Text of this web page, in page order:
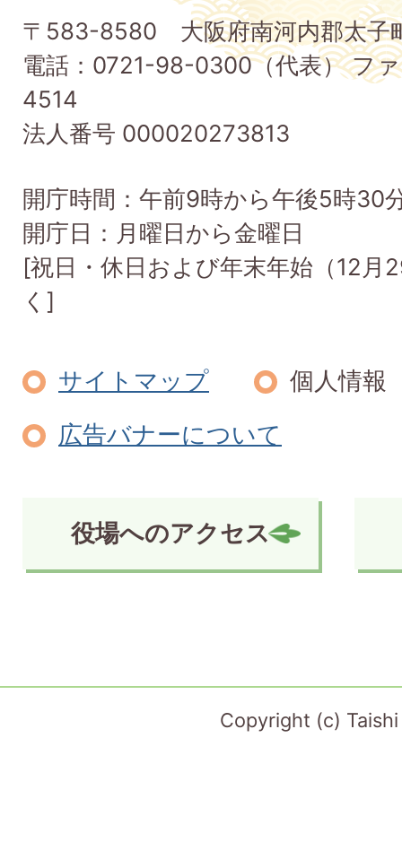
町
Taishi
Town
〒583-8580 大阪府南河内郡太子
電話：0721-98-0300（代表） フ
4514
法人番号 000020273813
開庁時間：午前9時から午後5時30
開庁日：月曜日から金曜日
[祝日・休日および年末年始（12月
く]
サイトマップ
個人情報
広告バナーについて
役場へのアクセス
Copyright (c)